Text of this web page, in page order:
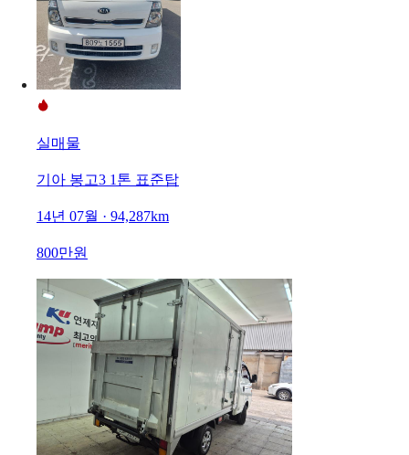
실매물
기아 봉고3 1톤 표준탑
14년 07월 · 94,287km
800만원